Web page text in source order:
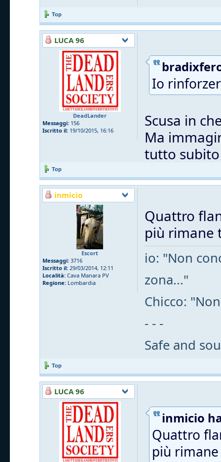
Top
LUCA 96
DeadLander
Messaggi: 156
Iscritto il: 19/10/2015, 16:16
Io
Scusa in
Ma
tutto
Top
inmicio
Escort
Messaggi: 3716
Iscritto il: 29/03/2014, 12:11
Località: Cava Manara PV
Regione: Lombardia
Quattro
più rimane
io: "Non
zona..."
Chicco:
- - -
Safe and
Top
LUCA 96
inmicio
Quattro
più